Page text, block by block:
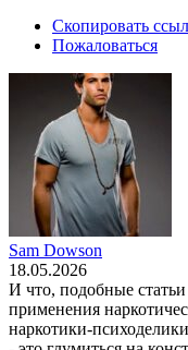
Скопировать
Пожаловаться
Sam Dowson
18.05.2026
И что, подобные
применения
наркотики-